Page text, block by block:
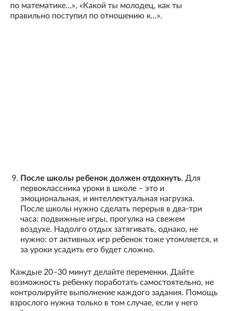
по математике…», «Какой ты молодец, как ты
правильно поступил по отношению к…».
После школы ребенок должен отдохнуть. Для
первоклассника уроки в школе – это и
эмоциональная, и интеллектуальная нагрузка.
После школы нужно сделать перерыв в два-три
часа: подвижные игры, прогулка на свежем
воздухе. Надолго отдых затягивать, однако, не
нужно: от активных игр ребенок тоже утомляется, и
за уроки усадить его будет сложно.
Каждые 20–30 минут делайте переменки. Дайте
возможность ребенку поработать самостоятельно, не
контролируйте выполнение каждого задания. Помощь
взрослого нужна только в том случае, если у него